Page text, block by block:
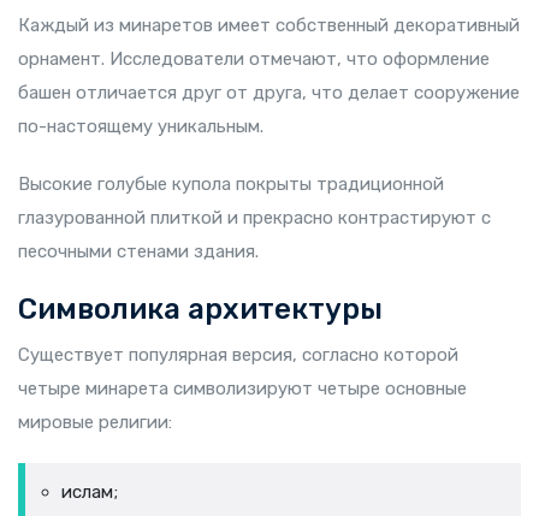
Каждый из минаретов имеет собственный декоративный
орнамент. Исследователи отмечают, что оформление
башен отличается друг от друга, что делает сооружение
по-настоящему уникальным.
Высокие голубые купола покрыты традиционной
глазурованной плиткой и прекрасно контрастируют с
песочными стенами здания.
Символика архитектуры
Существует популярная версия, согласно которой
четыре минарета символизируют четыре основные
мировые религии:
ислам;